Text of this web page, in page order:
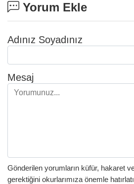
Yorum Ekle
Adınız Soyadınız
Mesaj
Gönderilen yorumların küfür, hakaret
gerektiğini okurlarımıza önemle